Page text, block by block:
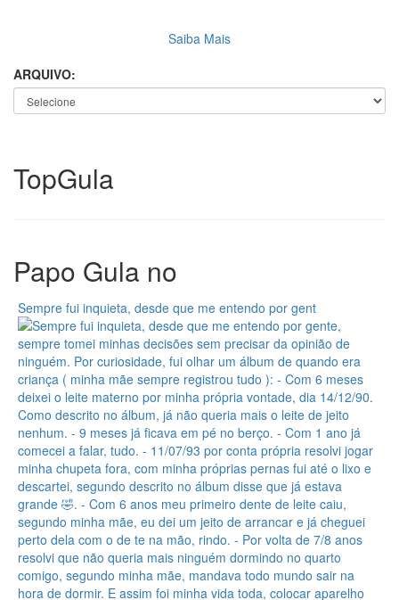
Saiba Mais
ARQUIVO:
TopGula
Papo Gula no
Sempre fui inquieta, desde que me entendo por gent